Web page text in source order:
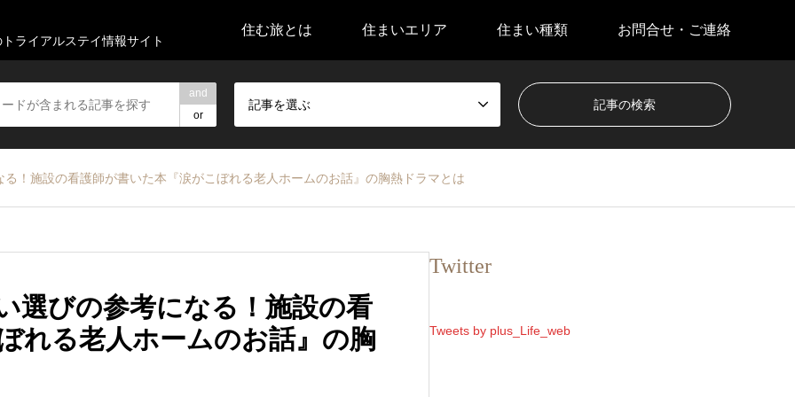
ライアルステイ情報サイト
住む旅とは 住まいエリア 住まい種類 お問合せ・ご連絡
and
or
記事を選ぶ
！施設の看護師が書いた本『涙がこぼれる老人ホームのお話』の胸熱ドラマとは
選びの参考になる！施設の看
れる老人ホームのお話』の胸
Twitter
Tweets by plus_Life_web